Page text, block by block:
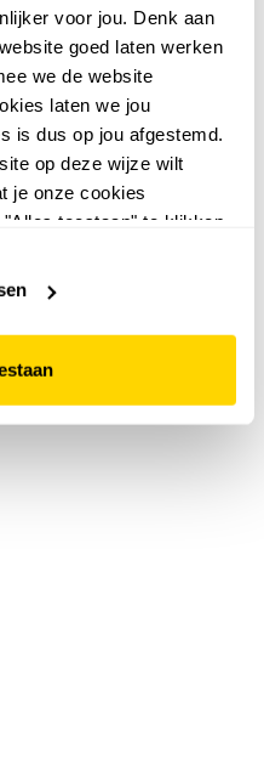
voor jou. Denk aan
goed laten werken
we de website
laten we jou
is dus op jou afgestemd.
op deze wijze wilt
je onze cookies
toestaan" te klikken.